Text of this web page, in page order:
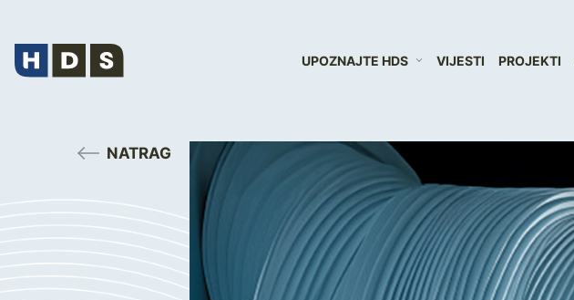
UPOZNAJTE HDS VIJESTI PROJEKTI
NATRAG